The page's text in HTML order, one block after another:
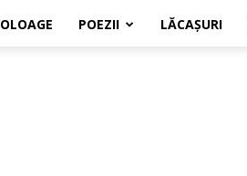
POEZII LĂCAŞURI